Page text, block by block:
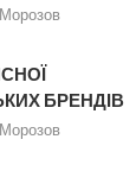
БРЕНДІВ